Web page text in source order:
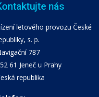
nás
letového provozu České
s. p.
787
61 Jeneč u Prahy
republika